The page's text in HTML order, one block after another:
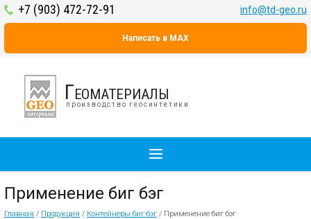
+7 (903) 472-72-91 info@td-geo.ru
Написать в MAX
Геоматериалы
производство геосинтетики
Применение биг бэг
Главная / Продукция / Контейнеры биг-бэг / Применение биг бэг